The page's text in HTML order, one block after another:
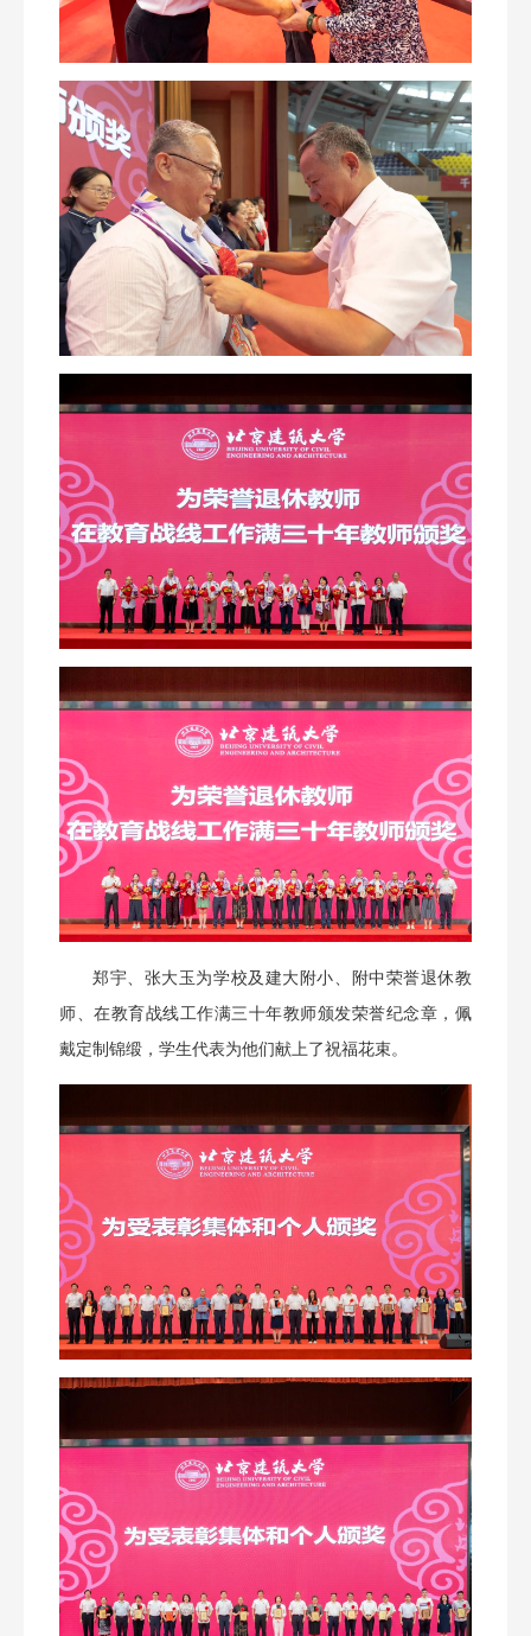
郑宇、张大玉为学校及建大附小、附中荣誉退休教
师、在教育战线工作满三十年教师颁发荣誉纪念章，佩
戴定制锦缎，学生代表为他们献上了祝福花束。